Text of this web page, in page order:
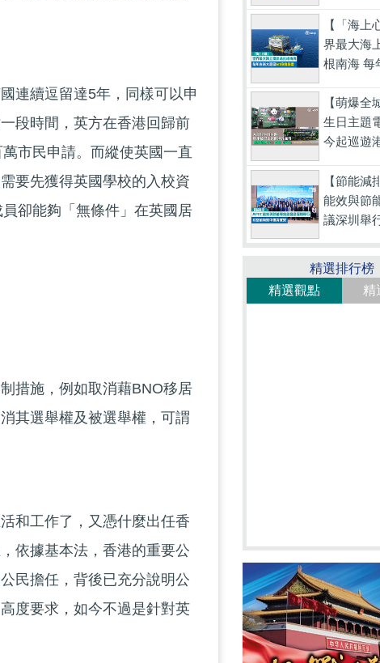
連續逗留達5年，同樣可以申
段時間，英方在香港回歸前
市民申請。而縱使英國一直
要先獲得英國學校的入校資
卻能夠「無條件」在英國居
措施，例如取消藉BNO移居
其選舉權及被選舉權，可謂
和工作了，又憑什麼出任香
依據基本法，香港的重要公
民擔任，背後已充分說明公
度要求，如今不過是針對英
【「海上
界最大海
根南海 每
【萌爆全
生日主題
今起巡遊
【節能減
能效與節
議深圳舉
精選排行榜
精選觀點
精